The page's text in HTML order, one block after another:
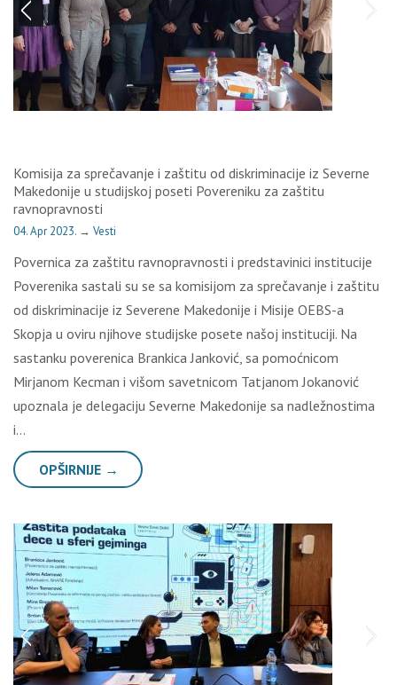
Komisija za sprečavanje i zaštitu od diskriminacije iz Severne
Makedonije u studijskoj poseti Povereniku za zaštitu
ravnopravnosti
04. Apr 2023. → Vesti
Povernica za zaštitu ravnopravnosti i predstavinici institucije
Poverenika sastali su se sa komisijom za sprečavanje i zaštitu
od diskriminacije iz Severene Makedonije i Misije OEBS-a
Skopja u oviru njihove studijske posete našoj instituciji. Na
sastanku poverenica Brankica Janković, sa pomoćnicom
Mirjanom Kecman i višom savetnicom Tatjanom Jokanović
upoznala je delegaciju Severne Makedonije sa nadležnostima
i…
OPŠIRNIJE →